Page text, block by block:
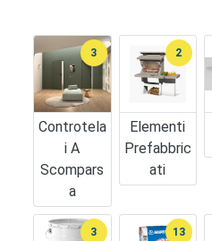
Controtela
I A
Scompars
A
3
Elementi
Prefabbric
Ati
2
3 13